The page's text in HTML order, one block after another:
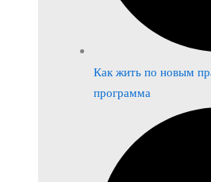
Как жить по новым
программа